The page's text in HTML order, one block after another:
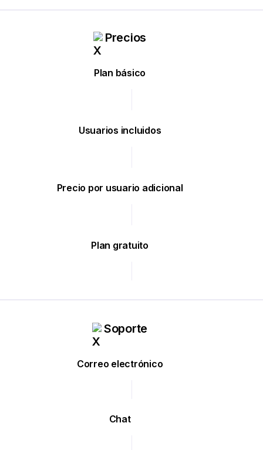
Precios
Plan básico
Usuarios incluidos
Precio por usuario adicional
Plan gratuito
Soporte
Correo electrónico
Chat